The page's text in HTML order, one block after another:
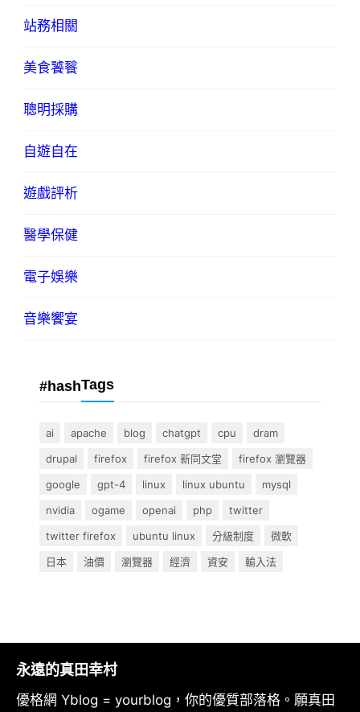
站務相關
美食饕餮
聰明採購
自遊自在
遊戲評析
醫學保健
電子娛樂
音樂饗宴
#hashTags
ai apache blog chatgpt cpu
dram
drupal
firefox firefox 新同文堂
firefox 瀏覽器
google
gpt-4 linux linux ubuntu
mysql
nvidia
ogame openai php
twitter
twitter firefox
ubuntu linux 分級制度
微軟
日本
油價 瀏覽器 經濟 資安 輸入法
永遠的真田幸村
優格網 Yblog = yourblog，你的優質部落格。願真田